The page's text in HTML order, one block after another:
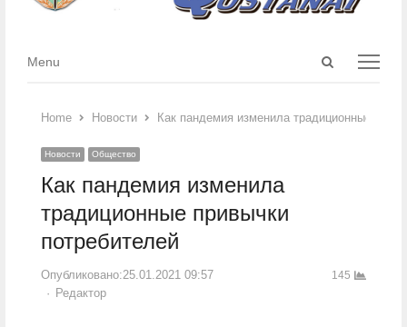
Open
Menu
Menu
Home Новости Как пандемия изменила традиционные
Новости Общество
Как пандемия изменила
традиционные привычки
потребителей
Опубликовано:25.01.2021 09:57
Author
Редактор
145